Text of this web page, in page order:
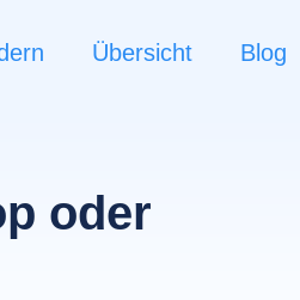
Übersicht Blog
oder